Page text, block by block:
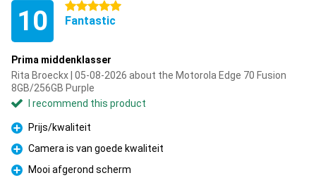
10 5 stars
Fantastic
Prima middenklasser
Rita Broeckx | 05-08-2026 about the Motorola Edge 70 Fusion
8GB/256GB Purple
I recommend this product
Pro
Prijs/kwaliteit
Pro
Camera is van goede kwaliteit
Pro
Mooi afgerond scherm